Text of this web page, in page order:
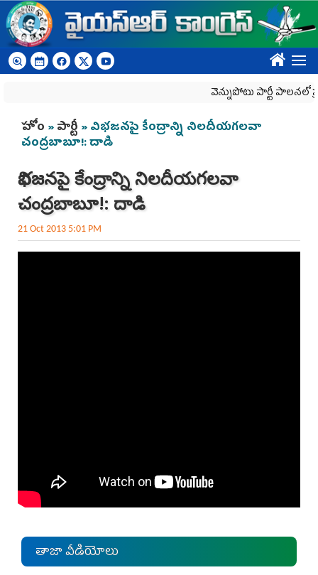
Skip to main content
????
వెన్నుపోటు పార్టీ పాలనలో
You are here
హోం »పార్టీ » విభజనపై కేంద్రాన్ని నిలదీయగలవా
చంద్రబాబూ!: దాడి
విభజనపై కేంద్రాన్ని నిలదీయగలవా
చంద్రబాబూ!: దాడి
21 Oct 2013 5:01 PM
తాజా వీడియోలు